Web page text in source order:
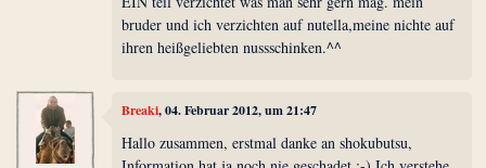
bruder und ich verzichten auf nutella,meine nichte auf
ihren heißgeliebten nussschinken.^^
Breaki, 04. Februar 2012, um 21:47
Hallo zusammen, erstmal danke an shokubutsu,